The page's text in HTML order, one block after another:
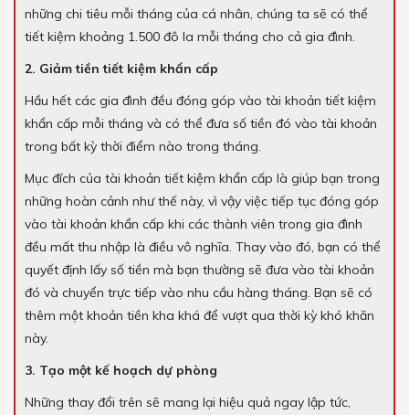
những chi tiêu mỗi tháng của cá nhân, chúng ta sẽ có thể
tiết kiệm khoảng 1.500 đô la mỗi tháng cho cả gia đình.
2. Giảm tiền tiết kiệm khẩn cấp
Hầu hết các gia đình đều đóng góp vào tài khoản tiết kiệm
khẩn cấp mỗi tháng và có thể đưa số tiền đó vào tài khoản
trong bất kỳ thời điểm nào trong tháng.
Mục đích của tài khoản tiết kiệm khẩn cấp là giúp bạn trong
những hoàn cảnh như thế này, vì vậy việc tiếp tục đóng góp
vào tài khoản khẩn cấp khi các thành viên trong gia đình
đều mất thu nhập là điều vô nghĩa. Thay vào đó, bạn có thể
quyết định lấy số tiền mà bạn thường sẽ đưa vào tài khoản
đó và chuyển trực tiếp vào nhu cầu hàng tháng. Bạn sẽ có
thêm một khoản tiền kha khá để vượt qua thời kỳ khó khăn
này.
3. Tạo một kế hoạch dự phòng
Những thay đổi trên sẽ mang lại hiệu quả ngay lập tức,